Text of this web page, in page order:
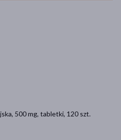
500 mg, tabletki, 120 szt.